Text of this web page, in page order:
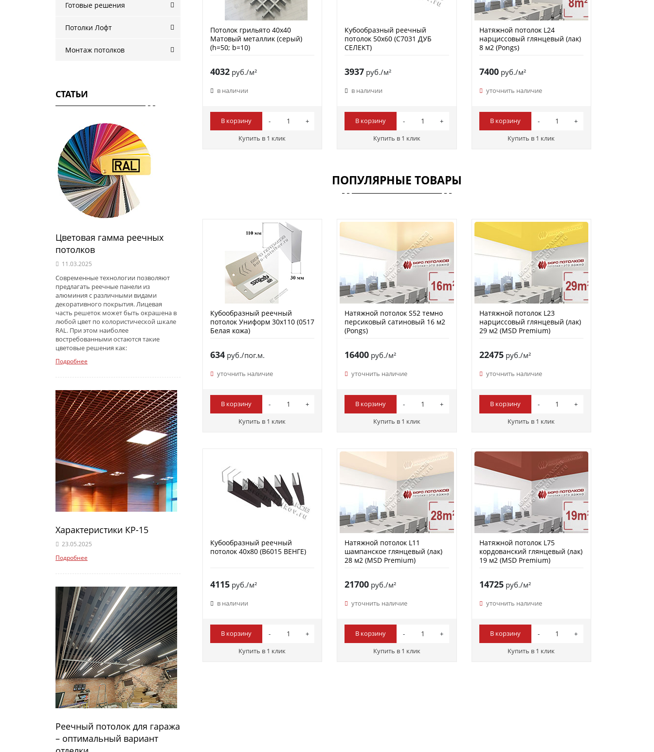
Готовые решения
Потолки Лофт
Монтаж потолков
СТАТЬИ
Цветовая гамма реечных
потолков
11.03.2025
Современные технологии позволяют
предлагать реечные панели из
алюминия с различными видами
декоративного покрытия. Лицевая
часть решеток может быть окрашена в
любой цвет по колористической шкале
RAL. При этом наиболее
востребованными остаются такие
цветовые решения как:
Подробнее
Характеристики КР-15
23.05.2025
Подробнее
Реечный потолок для гаража
– оптимальный вариант
Потолок грильято 40х40
Матовый металлик (серый)
(h=50; b=10)
4032руб./м²
в наличии
В корзину
Купить в 1 клик
Кубообразный реечный
потолок 50х60 (C7031 ДУБ
СЕЛЕКТ)
3937 руб./м²
в наличии
В корзину
Купить в 1 клик
Натяжной потолок L24
нарциссовый глянцевый (лак)
8 м2 (Pongs)
7400руб./м²
уточнить наличие
В корзину
Купить в 1 клик
ПОПУЛЯРНЫЕ ТОВАРЫ
Кубообразный реечный
потолок Униформ 30х110 (0517
Белая кожа)
634руб./пог.м.
уточнить наличие
В корзину
Купить в 1 клик
Натяжной потолок S52 темно
персиковый сатиновый 16 м2
(Pongs)
16400 руб./м²
уточнить наличие
В корзину
Купить в 1 клик
Натяжной потолок L23
нарциссовый глянцевый (лак)
29 м2 (MSD Premium)
22475руб./м²
уточнить наличие
В корзину
Купить в 1 клик
Кубообразный реечный
потолок 40х80 (B6015 ВЕНГЕ)
4115руб./м²
в наличии
В корзину
Купить в 1 клик
Натяжной потолок L11
шампанское глянцевый (лак)
28 м2 (MSD Premium)
21700 руб./м²
уточнить наличие
В корзину
Купить в 1 клик
Натяжной потолок L75
кордованский глянцевый (лак)
19 м2 (MSD Premium)
14725руб./м²
уточнить наличие
В корзину
Купить в 1 клик